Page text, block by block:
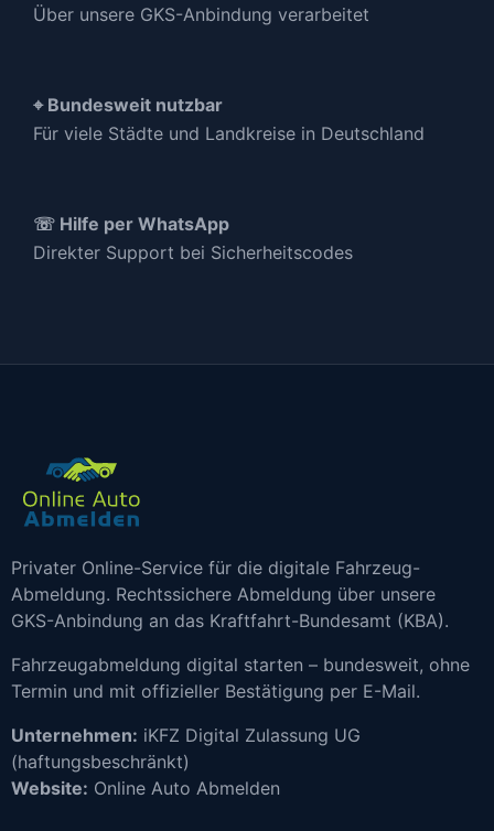
Über unsere GKS-Anbindung verarbeitet
⌖ Bundesweit nutzbar
Für viele Städte und Landkreise in Deutschland
☏ Hilfe per WhatsApp
Direkter Support bei Sicherheitscodes
Privater Online-Service für die digitale Fahrzeug-
Abmeldung. Rechtssichere Abmeldung über unsere
GKS-Anbindung an das Kraftfahrt-Bundesamt (KBA).
Fahrzeugabmeldung digital starten – bundesweit, ohne
Termin und mit offizieller Bestätigung per E-Mail.
Unternehmen: iKFZ Digital Zulassung UG
(haftungsbeschränkt)
Website: Online Auto Abmelden